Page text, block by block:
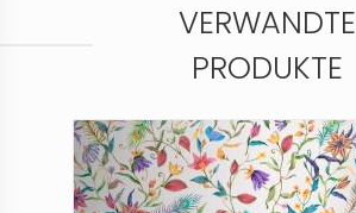
VERWANDTE
PRODUKTE